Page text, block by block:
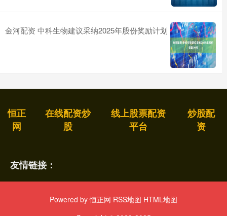
金河配资 中科生物建议采纳2025年股份奖励计划
恒正
网
在线配资炒
股
线上股票配资
平台
炒股配
资
友情链接：
Powered by恒正网 RSS地图 HTML地图